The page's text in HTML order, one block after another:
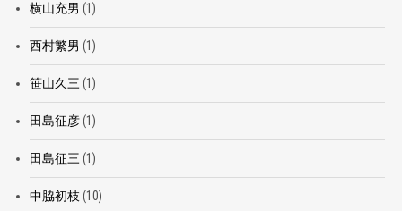
横山充男 (1)
西村繁男 (1)
笹山久三 (1)
田島征彦(1)
田島征三 (1)
中脇初枝 (10)